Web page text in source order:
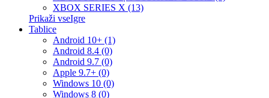
XBOX SERIES X (13)
Prikaži vseIgre
Tablice
Android 10+ (1)
Android 8.4 (0)
Android 9.7 (0)
Apple 9.7+ (0)
Windows 10 (0)
Windows 8 (0)